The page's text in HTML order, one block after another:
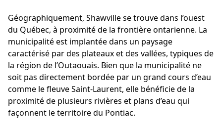
Géographiquement, Shawville se trouve dans l’ouest
du Québec, à proximité de la frontière ontarienne. La
municipalité est implantée dans un paysage
caractérisé par des plateaux et des vallées, typiques de
la région de l’Outaouais. Bien que la municipalité ne
soit pas directement bordée par un grand cours d’eau
comme le fleuve Saint-Laurent, elle bénéficie de la
proximité de plusieurs rivières et plans d’eau qui
façonnent le territoire du Pontiac.